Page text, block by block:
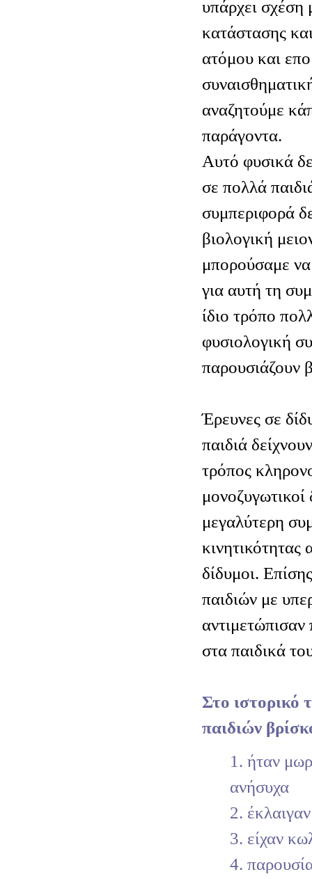
υπάρχει σχέση
κατάστασης
ατόμου και
αναζητούμε
παράγοντα.
Αυτό φυσικά
σε πολλά
συμπεριφορά
βιολογική
μπορούσαμε
για αυτή τη
ίδιο τρόπο
φυσιολογική
παρουσιάζουν
Έρευνες σε
παιδιά
τρόπος
μονοζυγωτικοί
μεγαλύτερη
κινητικότητας
δίδυμοι.
παιδιών με
στα παιδικά
Στο ιστορικό
παιδιών
1. ήταν
ανήσυχα
2.
3. είχαν
4.